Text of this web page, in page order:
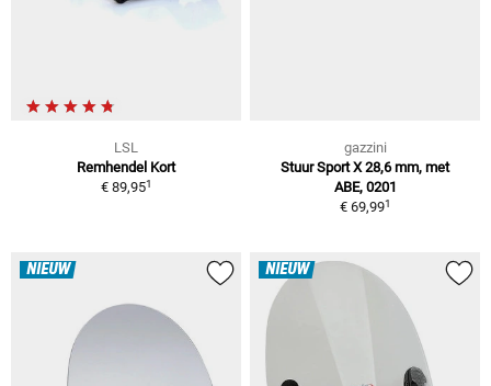
LSL
Remhendel Kort
€ 89,951
gazzini
Stuur Sport X 28,6 mm, met
ABE, 0201
€ 69,991
NIEUW NIEUW